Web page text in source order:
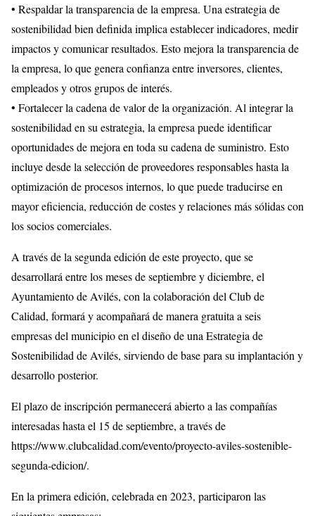
• Respaldar la transparencia de la empresa. Una estrategia de
sostenibilidad bien definida implica establecer indicadores, medir
impactos y comunicar resultados. Esto mejora la transparencia de
la empresa, lo que genera confianza entre inversores, clientes,
empleados y otros grupos de interés.
• Fortalecer la cadena de valor de la organización. Al integrar la
sostenibilidad en su estrategia, la empresa puede identificar
oportunidades de mejora en toda su cadena de suministro. Esto
incluye desde la selección de proveedores responsables hasta la
optimización de procesos internos, lo que puede traducirse en
mayor eficiencia, reducción de costes y relaciones más sólidas con
los socios comerciales.
A través de la segunda edición de este proyecto, que se
desarrollará entre los meses de septiembre y diciembre, el
Ayuntamiento de Avilés, con la colaboración del Club de
Calidad, formará y acompañará de manera gratuita a seis
empresas del municipio en el diseño de una Estrategia de
Sostenibilidad de Avilés, sirviendo de base para su implantación y
desarrollo posterior.
El plazo de inscripción permanecerá abierto a las compañías
interesadas hasta el 15 de septiembre, a través de
https://www.clubcalidad.com/evento/proyecto-aviles-sostenible-
segunda-edicion/.
En la primera edición, celebrada en 2023, participaron las